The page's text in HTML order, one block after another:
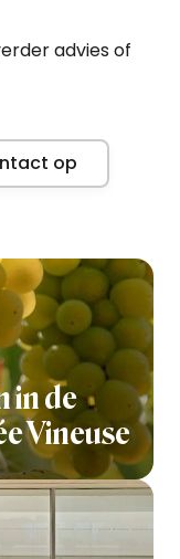
advies of
op
in de
Vineuse